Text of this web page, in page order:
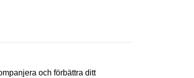
och förbättra ditt